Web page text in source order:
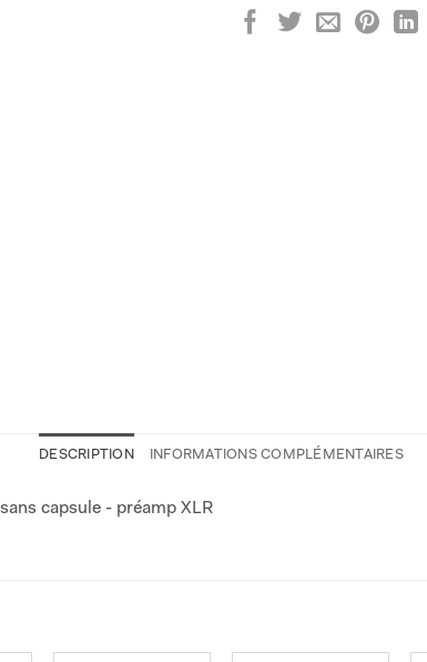
DESCRIPTION INFORMATIONS COMPLÉMENTAIRES
capsule - préamp XLR